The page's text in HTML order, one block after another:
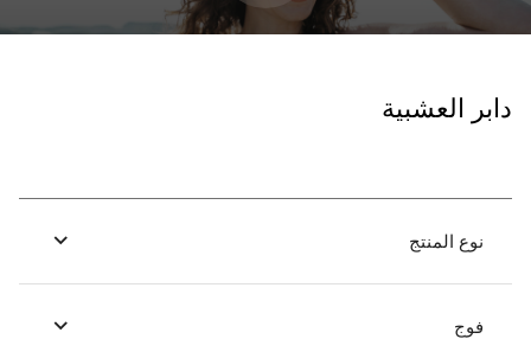
دابر العشبية
نوع المنتج
فوج